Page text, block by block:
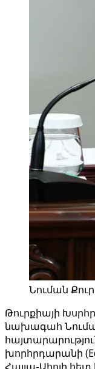
Նուման
Թուրքիայի
նախագահ
խորհրդարանի